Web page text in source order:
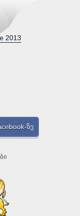
2013
ზე